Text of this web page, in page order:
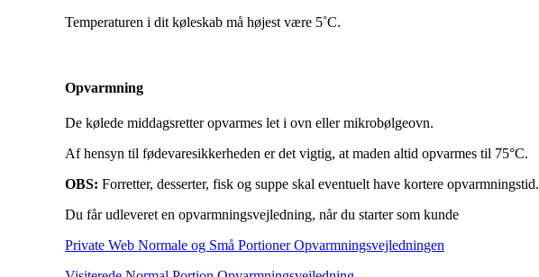
Temperaturen i dit køleskab må højest være 5˚C.
Opvarmning
De kølede middagsretter opvarmes let i ovn eller mikrobølgeovn.
Af hensyn til fødevaresikkerheden er det vigtig, at maden altid opvarmes til 75°C.
OBS: Forretter, desserter, fisk og suppe skal eventuelt have kortere opvarmningstid.
Du får udleveret en opvarmningsvejledning, når du starter som kunde
Private Web Normale og Små Portioner Opvarmningsvejledningen